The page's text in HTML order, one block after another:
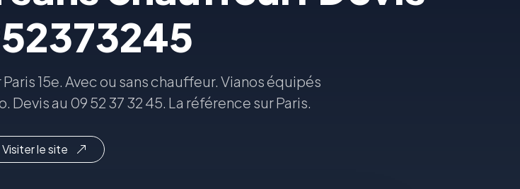
15e. Avec ou sans chauffeur. Vianos équipés
au 09 52 37 32 45. La référence sur Paris.
Visiter le site